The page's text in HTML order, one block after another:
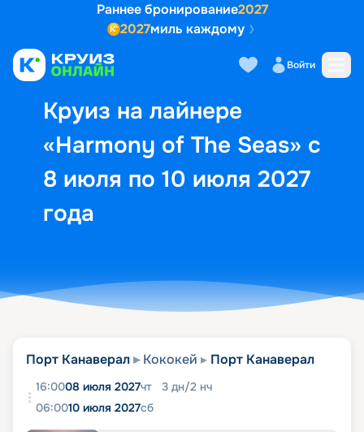
Раннее бронирование2027
2027миль каждому
Войти
Круиз на лайнере
«Harmony of The Seas» с
8 июля по 10 июля 2027
года
Выбор кают Маршрут и
Порт Канаверал Кококей Порт Канаверал
16:0008 июля 2027чт 3 дн/2 нч
06:0010 июля 2027сб